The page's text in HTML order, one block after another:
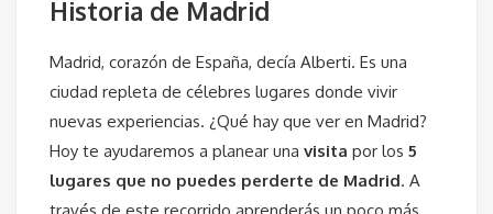
Historia de Madrid
Madrid, corazón de España, decía Alberti. Es una
ciudad repleta de célebres lugares donde vivir
nuevas experiencias. ¿Qué hay que ver en Madrid?
Hoy te ayudaremos a planear una visita por los 5
lugares que no puedes perderte de Madrid. A